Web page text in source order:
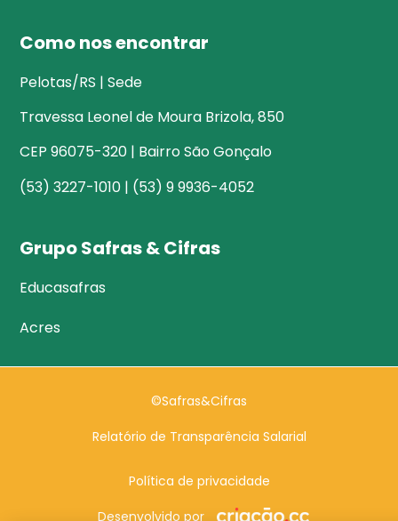
Como nos encontrar
Pelotas/RS | Sede
Travessa Leonel de Moura Brizola, 850
CEP 96075-320 | Bairro São Gonçalo
(53) 3227-1010 | (53) 9 9936-4052
Grupo Safras & Cifras
Educasafras
Acres
©Safras&Cifras
Relatório de Transparência Salarial
Política de privacidade
Desenvolvido por